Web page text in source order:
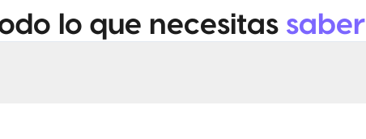
lo que necesitas saber